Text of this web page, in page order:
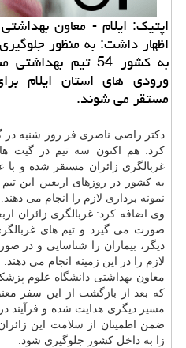
اپتیك: ایلام - معاون
اظهار داشت: به منظور
به كشور 54 تیم
ورودی های استان ایلام
مستقر می شوند.
دكتر راضی ناصری فر روز شنبه در
كرد: هم اكنون سه تیم در گیت
غربالگری زائران مستقر شده و با
نمونه برداری لازم را انجام می دهند.
وی اضافه كرد: غربالگری زائران
صورت می گیرد و تیم های
دیگر، بیماران را شناسایی و در
لازم را در این زمینه انجام می دهند.
معاون بهداشتی دانشگاه علوم
كه بعد از بازگشت از این سفر
مسیر دیگری هدایت شده و فرآیند
ضمن اطمینان از سلامت این
زا به داخل كشور جلوگیری شود.